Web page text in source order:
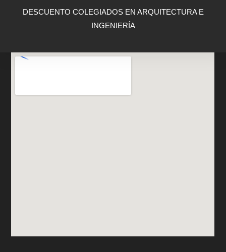
DESCUENTO COLEGIADOS EN ARQUITECTURA E
INGENIERÍA